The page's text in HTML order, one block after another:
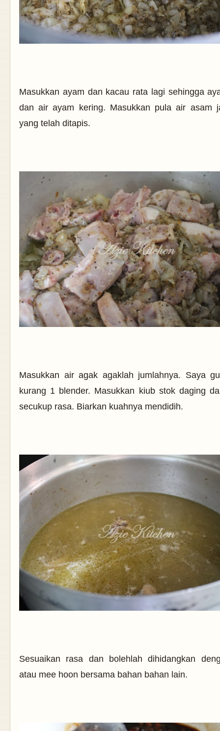
Masukkan ayam dan kacau rata lagi sehingga
dan air ayam kering. Masukkan pula air asam
yang telah ditapis.
Masukkan air agak agaklah jumlahnya. Saya
kurang 1 blender. Masukkan kiub stok daging
secukup rasa. Biarkan kuahnya mendidih.
Sesuaikan rasa dan bolehlah dihidangkan
atau mee hoon bersama bahan bahan lain.